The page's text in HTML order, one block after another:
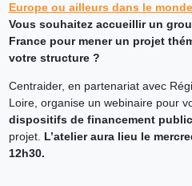
Europe ou ailleurs dans le
Vous souhaitez accueillir un
France pour mener un projet
votre structure ?
Centraider, en partenariat avec
Loire, organise un webinaire pour
dispositifs de financement
projet. L’atelier aura lieu le
12h30.